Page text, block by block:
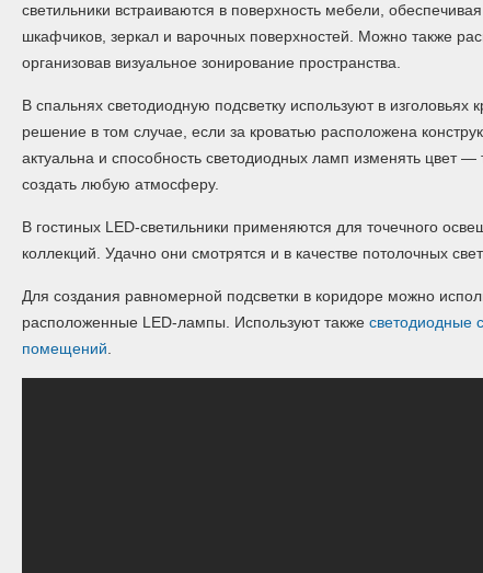
светильники встраиваются в поверхность мебели,
шкафчиков, зеркал и варочных поверхностей. Можно также
организовав визуальное зонирование пространства.
В спальнях светодиодную подсветку используют в изголовьях
решение в том случае, если за кроватью расположена
актуальна и способность светодиодных ламп изменять цвет
создать любую атмосферу.
В гостиных LED-светильники применяются для точечного
коллекций. Удачно они смотрятся и в качестве потолочных
Для создания равномерной подсветки в коридоре можно
расположенные LED-лампы. Используют также светодиодные
помещений